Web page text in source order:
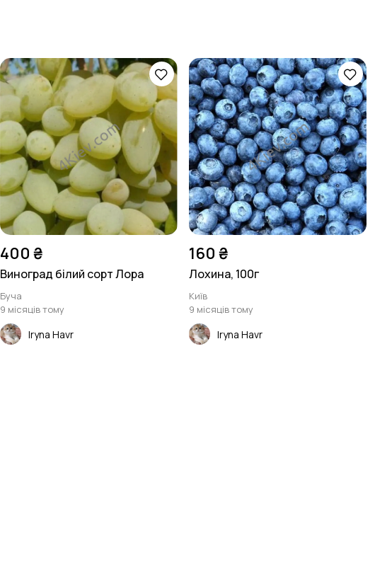
400 ₴
Виноград білий сорт Лора
Буча
9 місяців тому
Iryna Havr
160 ₴
Лохина, 100г
Київ
9 місяців тому
Iryna Havr